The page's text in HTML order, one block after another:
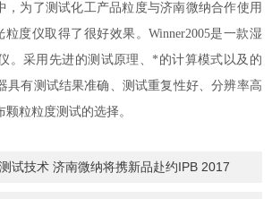
，为了测试化工产品粒度与济南微纳合作使用
粒度仪取得了很好效果。 Winner2005是一款湿
。采用先进的测试原理、*的计算模式以及的
具有测试结果准确、测试重复性好、分辨率高
粒粒度测试的选择。
试技术 济南微纳将携新品赴约IPB 2017